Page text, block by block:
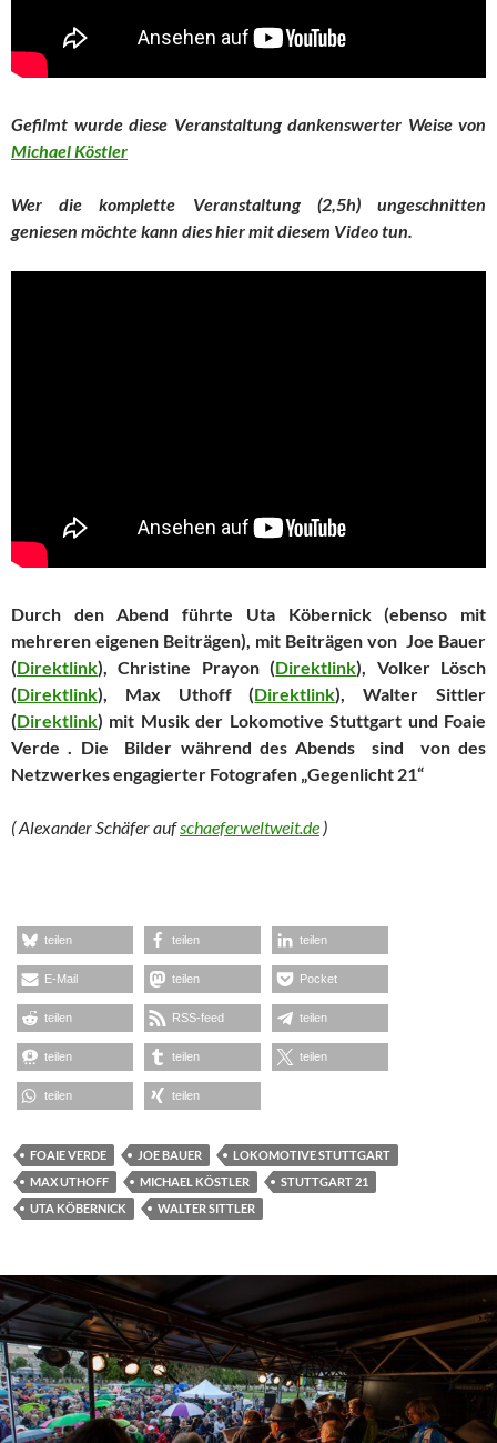
Gefilmt wurde diese Veranstaltung dankenswerter Weise von
Michael Köstler
Wer die komplette Veranstaltung (2,5h) ungeschnitten
geniesen möchte kann dies hier mit diesem Video tun.
Durch den Abend führte Uta Köbernick (ebenso mit
mehreren eigenen Beiträgen), mit Beiträgen von Joe Bauer
(Direktlink), Christine Prayon (Direktlink), Volker Lösch
(Direktlink), Max Uthoff (Direktlink), Walter Sittler
(Direktlink) mit Musik der Lokomotive Stuttgart und Foaie
Verde . Die Bilder während des Abends sind von des
Netzwerkes engagierter Fotografen „Gegenlicht 21“
( Alexander Schäfer aufschaeferweltweit.de )
teilen teilen teilen
E-Mail teilen Pocket
teilen RSS-feed teilen
teilen teilen teilen
teilen teilen
FOAIE VERDE JOE BAUER
LOKOMOTIVE STUTTGART
MAX UTHOFF
MICHAEL KÖSTLER
STUTTGART 21
UTA KÖBERNICK
WALTER SITTLER